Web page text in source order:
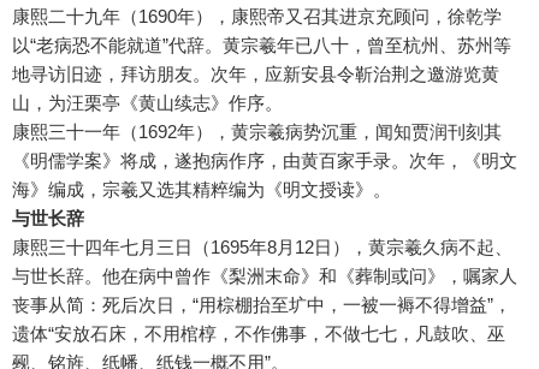
康熙二十九年（1690年），康熙帝又召其进京充顾问，徐乾学
以“老病恐不能就道”代辞。黄宗羲年已八十，曾至杭州、苏州等
地寻访旧迹，拜访朋友。次年，应新安县令靳治荆之邀游览黄
山，为汪栗亭《黄山续志》作序。
康熙三十一年（1692年），黄宗羲病势沉重，闻知贾润刊刻其
《明儒学案》将成，遂抱病作序，由黄百家手录。次年，《明文
海》编成，宗羲又选其精粹编为《明文授读》。
与世长辞
康熙三十四年七月三日（1695年8月12日），黄宗羲久病不起、
与世长辞。他在病中曾作《梨洲末命》和《葬制或问》，嘱家人
丧事从简：死后次日，“用棕棚抬至圹中，一被一褥不得增益”，
遗体“安放石床，不用棺椁，不作佛事，不做七七，凡鼓吹、巫
觋、铭旌、纸幡、纸钱一概不用”。